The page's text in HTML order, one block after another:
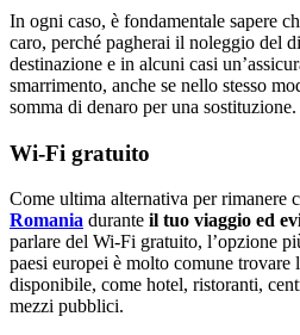
In ogni caso, è fondamentale sapere
caro, perché pagherai il noleggio del
destinazione e in alcuni casi
smarrimento, anche se nello stesso
somma di denaro per una sostituzione.
Wi-Fi gratuito
Come ultima alternativa per rimanere
Romania durante il tuo viaggio ed
parlare del Wi-Fi gratuito, l’opzione
paesi europei è molto comune
disponibile, come hotel, ristoranti,
mezzi pubblici.